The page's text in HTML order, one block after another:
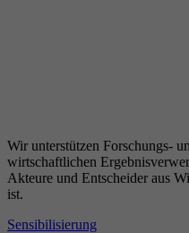
Wir unterstützen Forschungs-
wirtschaftlichen
Akteure und Entscheider aus
ist.
Sensibilisierung